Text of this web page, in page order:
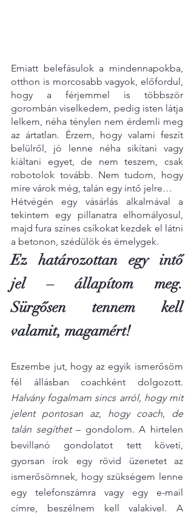
Emiatt belefásulok a mindennapokba,
otthon is morcosabb vagyok, előfordul,
hogy a férjemmel is többször
gorombán viselkedem, pedig isten látja
lelkem, néha ténylen nem érdemli meg
az ártatlan. Érzem, hogy valami feszít
belülről, jó lenne néha sikítani vagy
kiáltani egyet, de nem teszem, csak
robotolok tovább. Nem tudom, hogy
mire várok még, talán egy intő jelre…
Hétvégén egy vásárlás alkalmával a
tekintem egy pillanatra elhomályosul,
majd fura színes csíkokat kezdek el látni
a betonon, szédülök és émelygek.
Ez határozottan egy intő
jel – állapítom meg.
Sürgősen tennem kell
valamit, magamért!
Eszembe jut, hogy az egyik ismerősöm
Halvány fogalmam sincs arról, hogy mit
jelent pontosan az, hogy coach, de
talán segíthet – gondolom. A hirtelen
bevillanó gondolatot tett követi,
gyorsan írok egy rövid üzenetet az
ismerősömnek, hogy szükségem lenne
egy telefonszámra vagy egy e-mail
címre, beszélnem kell valakivel. A